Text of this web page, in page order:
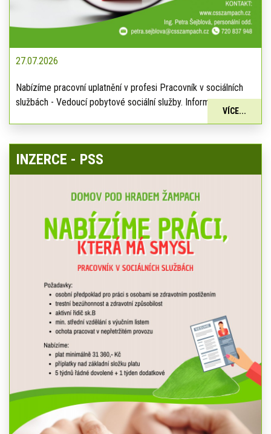
27.07.2026
Nabízíme pracovní uplatnění v profesi Pracovník v sociálních
službách - Vedoucí pobytové sociální služby. Informace:
VÍCE...
INZERCE - PSS